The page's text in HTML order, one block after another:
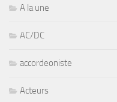
A la une
AC/DC
accordeoniste
Acteurs